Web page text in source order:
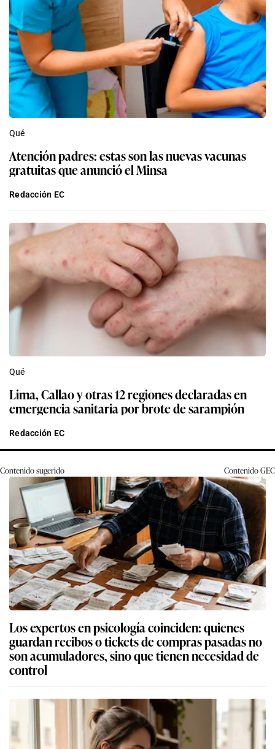
Qué
Atención padres: estas son las nuevas vacunas
gratuitas que anunció el Minsa
Redacción EC
Qué
Lima, Callao y otras 12 regiones declaradas en
emergencia sanitaria por brote de sarampión
Redacción EC
Contenido sugerido ContenidoGEC
Los expertos en psicología coinciden: quienes
guardan recibos o tickets de compras pasadas no
son acumuladores, sino que tienen necesidad de
control